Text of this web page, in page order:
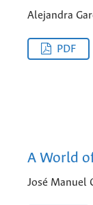
Alejandra
PDF
A World
José Manuel